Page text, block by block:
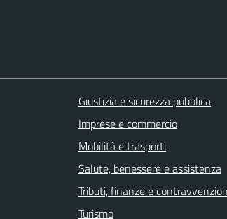
Giustizia e sicurezza pubblica
Imprese e commercio
Mobilità e trasporti
Salute, benessere e assistenza
Tributi, finanze e
Turismo